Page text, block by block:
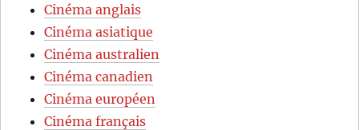
Cinéma anglais
Cinéma asiatique
Cinéma australien
Cinéma canadien
Cinéma européen
Cinéma français